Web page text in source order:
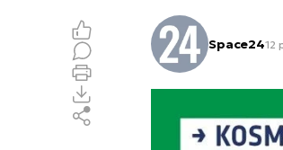
Space2412